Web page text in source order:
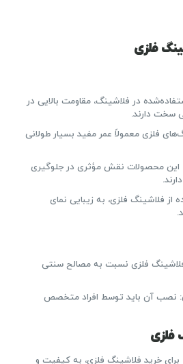
فلزی
در فلاشینگ، مقاومت بالایی در
سخت دارند.
فلزی معمولاً عمر مفید بسیار طولانی
این محصولات نقش مؤثری در جلوگیری
از فلاشینگ فلزی، به زیبایی نمای
فلزی نسبت به مصالح سنتی
: نصب آن باید توسط افراد متخصص
فلزی
برای خرید فلاشینگ فلزی، به کیفیت و